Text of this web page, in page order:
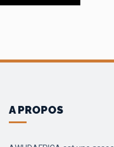
A PROPOS